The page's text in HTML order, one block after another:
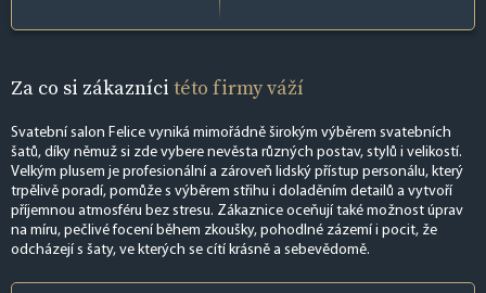
Za co si zákazníci této firmy váží
Svatební salon Felice vyniká mimořádně širokým výběrem svatebních
šatů, díky němuž si zde vybere nevěsta různých postav, stylů i velikostí.
Velkým plusem je profesionální a zároveň lidský přístup personálu, který
trpělivě poradí, pomůže s výběrem střihu i doladěním detailů a vytvoří
příjemnou atmosféru bez stresu. Zákaznice oceňují také možnost úprav
na míru, pečlivé focení během zkoušky, pohodlné zázemí i pocit, že
odcházejí s šaty, ve kterých se cítí krásně a sebevědomě.